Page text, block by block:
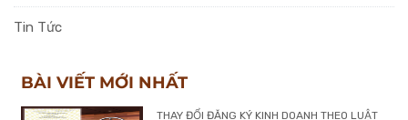
Tin Tức
BÀI VIẾT MỚI NHẤT
THAY ĐỔI ĐĂNG KÝ KINH DOANH THEO LUẬT